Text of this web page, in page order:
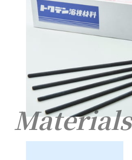
Materials